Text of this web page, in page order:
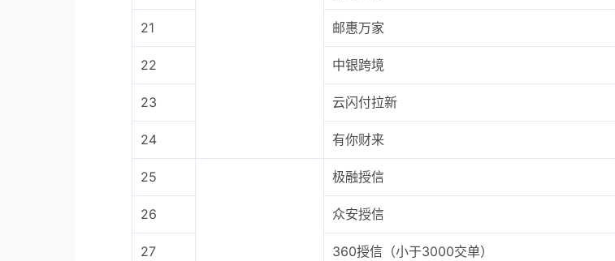
21 邮惠万家
22 中银跨境
23 云闪付拉新
24 有你财来
25 极融授信
26 众安授信
27 360授信（小于3000交单）